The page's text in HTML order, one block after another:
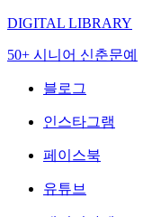
DIGITAL LIBRARY
50+ 시니어 신춘문예
블로그
인스타그램
페이스북
유튜브